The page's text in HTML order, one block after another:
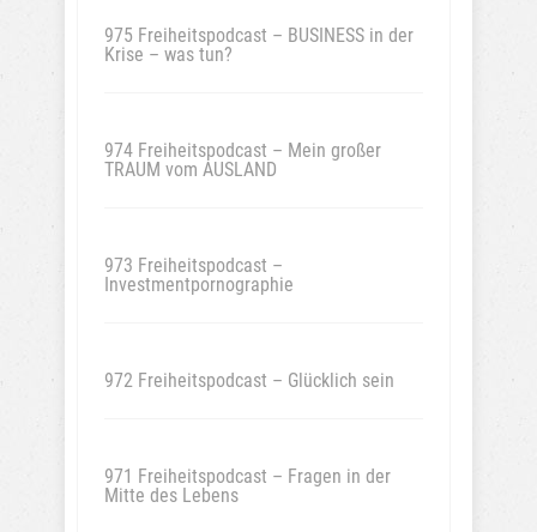
975 Freiheitspodcast – BUSINESS in der
Krise – was tun?
974 Freiheitspodcast – Mein großer
TRAUM vom AUSLAND
973 Freiheitspodcast –
Investmentpornographie
972 Freiheitspodcast – Glücklich sein
971 Freiheitspodcast – Fragen in der
Mitte des Lebens